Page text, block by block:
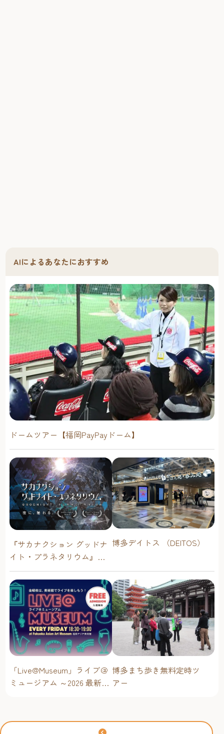
AIによるあなたにおすすめ
ドームツアー【福岡PayPayドーム】
『サカナクション グッドナ
イト・プラネタリウム』が
今年も上映決定！【福岡市
科学館 ドームシアター】
2026年
博多デイトス （DEITOS）
「Live@Museum」ライブ＠
ミュージアム ～2026 最新イ
博多まち歩き無料定時ツ
アー